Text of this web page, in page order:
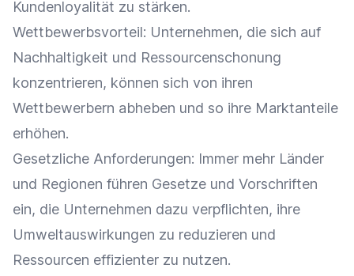
Kundenloyalität zu stärken.
Wettbewerbsvorteil: Unternehmen, die sich auf
Nachhaltigkeit und Ressourcenschonung
konzentrieren, können sich von ihren
Wettbewerbern abheben und so ihre Marktanteile
erhöhen.
Gesetzliche Anforderungen: Immer mehr Länder
und Regionen führen Gesetze und Vorschriften
ein, die Unternehmen dazu verpflichten, ihre
Umweltauswirkungen zu reduzieren und
Ressourcen effizienter zu nutzen.